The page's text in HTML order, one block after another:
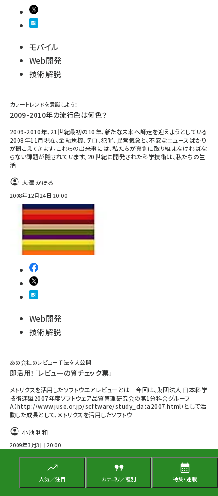
人気／注目 カテゴリ／種別 特集・連載
モバイル
Web開発
技術解説
カラートレンドを意識しよう！
2009-2010年の流行色は何色？
2009-2010年、21世紀最初の10年、新たな未来へ師走を迎えようとしている
2008年11月現在、金融危機、テロ、犯罪、異常気象と、不安なニュースばかり
が聞こえてきます。これらの出来事には、私たちが真剣に取り組まなければな
らない課題が隠されています。20世紀に開発された科学技術は、私たちの生
活
大澤 かほる
2008年12月24日 20:00
Web開発
技術解説
あの会社のレビュー手法を大公開
即活用！「レビューの質チェック票」
メトリクスを活用したソフトウエアレビューとは 今回は、財団法人 日本科学
技術連盟2007年度ソフトウェア品質管理研究会の第1分科会グループ
A（http://www.juse.or.jp/software/study_data2007.html）として活
動した成果として、メトリクスを活用したソフトウ
小池 利和
2009年3月3日 20:00